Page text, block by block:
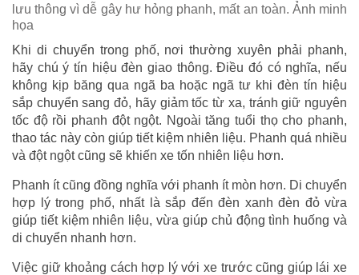
lưu thông vì dễ gây hư hỏng phanh, mất an toàn. Ảnh minh
họa
Khi di chuyển trong phố, nơi thường xuyên phải phanh,
hãy chú ý tín hiệu đèn giao thông. Điều đó có nghĩa, nếu
không kịp băng qua ngã ba hoặc ngã tư khi đèn tín hiệu
sắp chuyển sang đỏ, hãy giảm tốc từ xa, tránh giữ nguyên
tốc độ rồi phanh đột ngột. Ngoài tăng tuổi thọ cho phanh,
thao tác này còn giúp tiết kiệm nhiên liệu. Phanh quá nhiều
và đột ngột cũng sẽ khiến xe tốn nhiên liệu hơn.
Phanh ít cũng đồng nghĩa với phanh ít mòn hơn. Di chuyển
hợp lý trong phố, nhất là sắp đến đèn xanh đèn đỏ vừa
giúp tiết kiệm nhiên liệu, vừa giúp chủ động tình huống và
di chuyển nhanh hơn.
Việc giữ khoảng cách hợp lý với xe trước cũng giúp lái xe